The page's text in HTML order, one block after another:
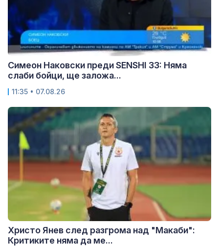
Симеон Наковски преди SENSHI 33: Няма
слаби бойци, ще заложа...
11:35 • 07.08.26
Христо Янев след разгрома над "Макаби":
Критиките няма да ме...